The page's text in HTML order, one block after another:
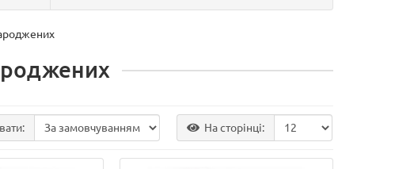
На сторінці: